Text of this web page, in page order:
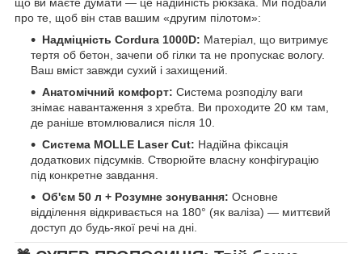
про те, щоб він став вашим «другим пілотом»:
Надміцність Cordura 1000D: Матеріал, що витримує
тертя об бетон, зачепи об гілки та не пропускає вологу.
Ваш вміст завжди сухий і захищений.
Анатомічний комфорт: Система розподілу ваги
знімає навантаження з хребта. Ви проходите 20 км там,
де раніше втомлювалися після 10.
Система MOLLE Laser Cut: Надійна фіксація
додаткових підсумків. Створюйте власну конфігурацію
під конкретне завдання.
Об'єм 50 л + Розумне зонування: Основне
відділення відкривається на 180° (як валіза) — миттєвий
доступ до будь-якої речі на дні.